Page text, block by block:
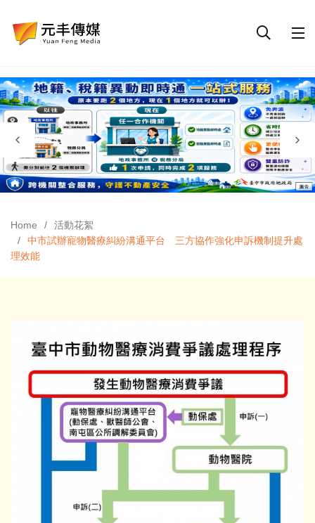
Home
活動花絮
中市試辦寵物醫療糾紛溝通平台 三方協作強化申訴機制提升處
理效能